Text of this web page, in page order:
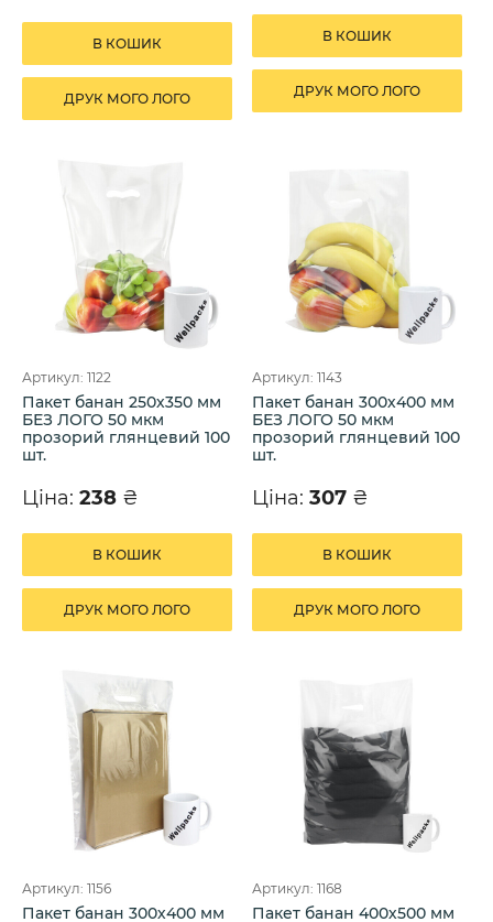
В КОШИК
ДРУК МОГО ЛОГО
В КОШИК
ДРУК МОГО ЛОГО
Артикул: 1122
Пакет банан 250х350 мм
БЕЗ ЛОГО 50 мкм
прозорий глянцевий 100
шт.
Ціна: 238 ₴
В КОШИК
ДРУК МОГО ЛОГО
Артикул: 1143
Пакет банан 300х400 мм
БЕЗ ЛОГО 50 мкм
прозорий глянцевий 100
шт.
Ціна: 307 ₴
В КОШИК
ДРУК МОГО ЛОГО
Артикул: 1156
Пакет банан 300х400 мм
Артикул: 1168
Пакет банан 400х500 мм